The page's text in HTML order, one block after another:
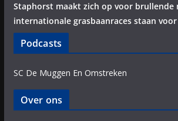
Staphorst maakt zich op voor brullende
internationale grasbaanraces staan
Podcasts
SC De Muggen En Omstreken
Over ons